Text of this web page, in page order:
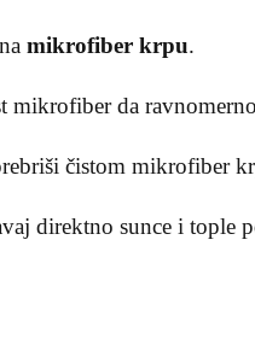
mikrofiber krpu.
mikrofiber da
čistom mikrofiber
direktno sunce i tople